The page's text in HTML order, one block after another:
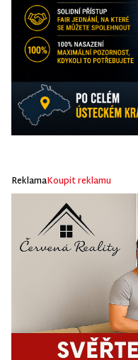
ReklamaKoupit reklamu